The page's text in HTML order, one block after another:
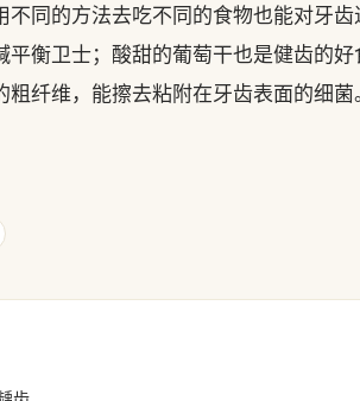
不同的方法去吃不同的食物也能对牙
平衡卫士；酸甜的葡萄干也是健齿的
纤维，能擦去粘附在牙齿表面的细菌